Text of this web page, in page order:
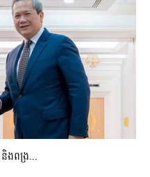
និងពង្រ...